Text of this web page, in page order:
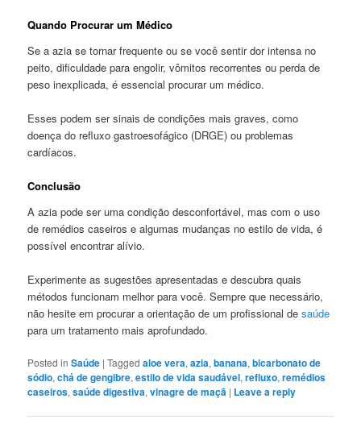
Quando Procurar um Médico
Se a azia se tornar frequente ou se você sentir dor intensa no
peito, dificuldade para engolir, vômitos recorrentes ou perda de
peso inexplicada, é essencial procurar um médico.
Esses podem ser sinais de condições mais graves, como
doença do refluxo gastroesofágico (DRGE) ou problemas
cardíacos.
Conclusão
A azia pode ser uma condição desconfortável, mas com o uso
de remédios caseiros e algumas mudanças no estilo de vida, é
possível encontrar alívio.
Experimente as sugestões apresentadas e descubra quais
métodos funcionam melhor para você. Sempre que necessário,
não hesite em procurar a orientação de um profissional desaúde
para um tratamento mais aprofundado.
Posted in Saúde |Tagged aloe vera,azia,banana,bicarbonato de
sódio,chá de gengibre,estilo de vida saudável,refluxo,remédios
caseiros,saúde digestiva,vinagre de maçã | Leave a reply